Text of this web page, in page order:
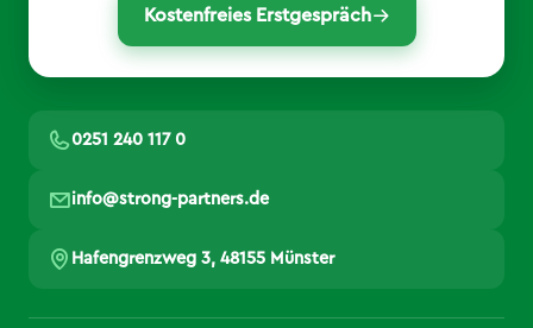
Kostenfreies Erstgespräch
0251 240 117 0
info@strong-partners.de
Hafengrenzweg 3, 48155 Münster